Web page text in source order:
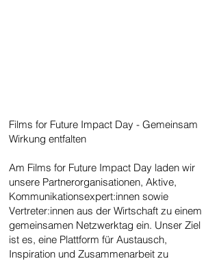
Films for Future Impact Day - Gemeinsam
Wirkung entfalten
Am Films for Future Impact Day laden wir
unsere Partnerorganisationen, Aktive,
Kommunikationsexpert:innen sowie
Vertreter:innen aus der Wirtschaft zu einem
gemeinsamen Netzwerktag ein. Unser Ziel
ist es, eine Plattform für Austausch,
Inspiration und Zusammenarbeit zu